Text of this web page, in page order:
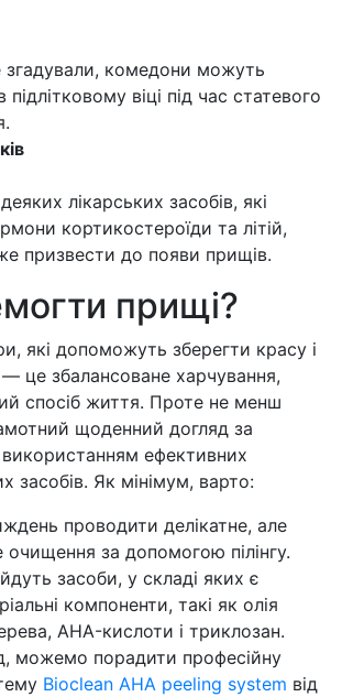
комедони можуть
підлітковому віці під час статевого
лікарських засобів, які
кортикостероїди та літій,
призвести до появи прищів.
прищі?
які допоможуть зберегти красу і
— це збалансоване харчування,
спосіб життя. Проте не менш
щоденний догляд за
використанням ефективних
засобів. Як мінімум, варто:
проводити делікатне, але
очищення за допомогою пілінгу.
засоби, у складі яких є
компоненти, такі як олія
AHA-кислоти і триклозан.
можемо порадити професійну
Bioclean AHA peeling system від